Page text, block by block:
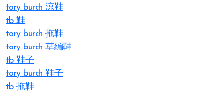
tory burch 涼鞋
tb 鞋
tory burch 拖鞋
tory burch 草編鞋
tb 鞋子
tory burch 鞋子
tb 拖鞋